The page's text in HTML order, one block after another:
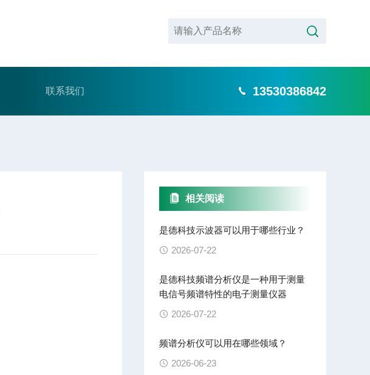
联系我们 13530386842
相关阅读
是德科技示波器可以用于哪些行业？
2026-07-22
是德科技频谱分析仪是一种用于测量
电信号频谱特性的电子测量仪器
2026-07-22
频谱分析仪可以用在哪些领域？
2026-06-23